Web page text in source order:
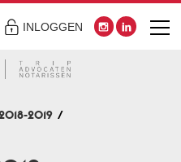
INLOGGEN
2019